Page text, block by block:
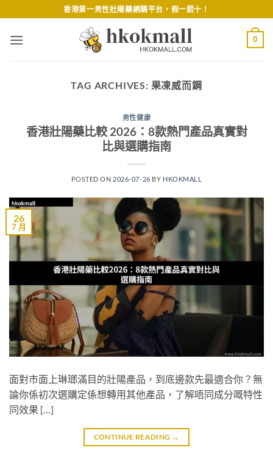
to
content
香港第一男性壯陽藥網購平台，假一罰十！
0
TAG ARCHIVES: 果凍威而鋼
男性健康
香港壯陽藥比較 2026：8款熱門產品真實對
比與選購指南
POSTED ON 2026-07-26 BY HKOKMALL
26
7 月
面對市面上琳瑯滿目的壯陽產品，到底邊款先最適合你？無
論你係初次選購定係想轉用其他產品，了解唔同成分嘅特性
同效果 […]
CONTINUE READING →